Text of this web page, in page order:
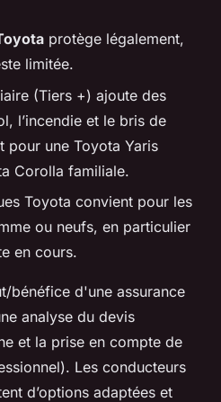
protège légalement,
limitée.
(Tiers +) ajoute des
l’incendie et le bris de
pour une Toyota Yaris
Corolla familiale.
Toyota convient pour les
ou neufs, en particulier
en cours.
bénéfice d'une assurance
analyse du devis
et la prise en compte de
Les conducteurs
d’options adaptées et